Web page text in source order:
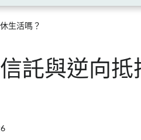
生活嗎？
託與逆向